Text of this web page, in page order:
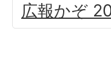
広報かぞ